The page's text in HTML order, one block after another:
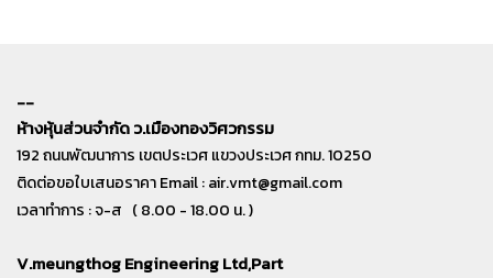
--
ห้างหุ้นส่วนจำกัด ว.เมืองทองวิศวกรรม
192 ถนนพัฒนาการ เขตประเวศ แขวงประเวศ กทม. 10250
ติดต่อขอใบเสนอราคา Email :air.vmt@gmail.com
เวลาทำการ : จ-ส ( 8.00 - 18.00 น. )
V.meungthog Engineering Ltd,Part